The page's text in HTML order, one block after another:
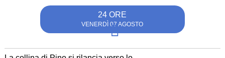
24 ORE
VENERDÌ 07 AGOSTO